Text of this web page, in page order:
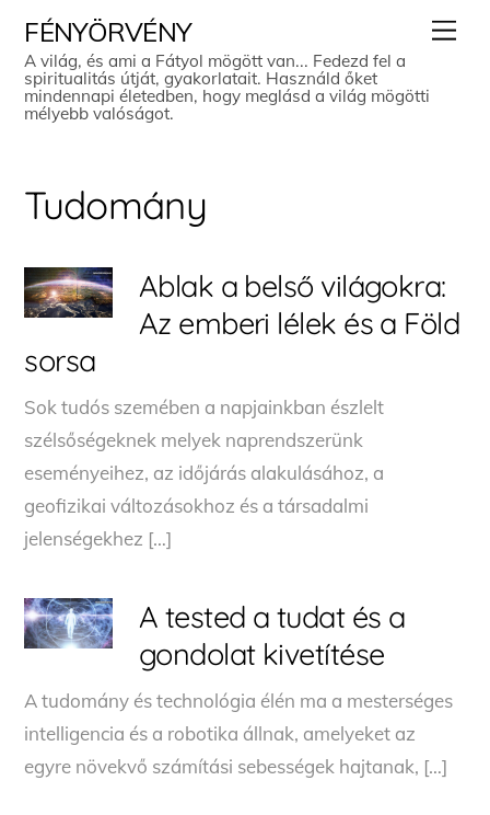
content
FÉNYÖRVÉNY
A világ, és ami a Fátyol mögött van... Fedezd fel a
spiritualitás útját, gyakorlatait. Használd őket
mindennapi életedben, hogy meglásd a világ mögötti
mélyebb valóságot.
Tudomány
Ablak a belső világokra:
Az emberi lélek és a Föld
sorsa
Sok tudós szemében a napjainkban észlelt
szélsőségeknek melyek naprendszerünk
eseményeihez, az időjárás alakulásához, a
geofizikai változásokhoz és a társadalmi
jelenségekhez […]
A tested a tudat és a
gondolat kivetítése
A tudomány és technológia élén ma a mesterséges
intelligencia és a robotika állnak, amelyeket az
egyre növekvő számítási sebességek hajtanak, […]